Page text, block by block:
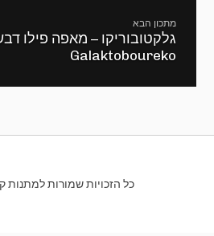
מתכון הבא
המתכון
הבא:
גלקטובוריקו – מאפה פילו
Galaktoboureko
כל הזכויות שמורות למתנות